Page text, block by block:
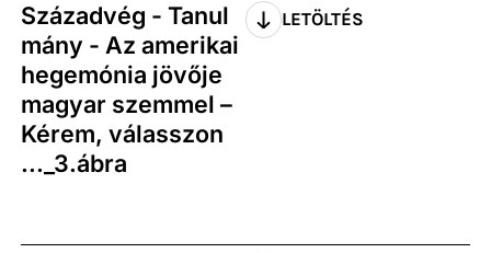
Századvég - Tanul
mány - Az amerikai
hegemónia jövője
magyar szemmel –
Kérem, válasszon
..._3.ábra
LETÖLTÉS